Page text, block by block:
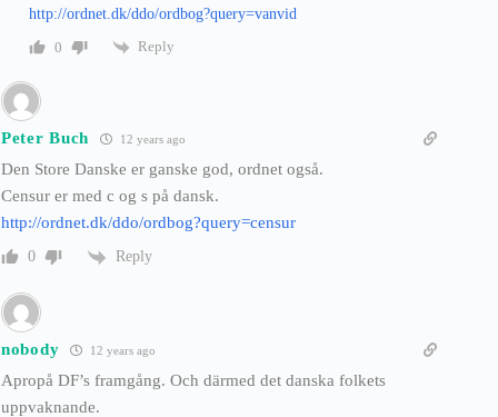
http://ordnet.dk/ddo/ordbog?query=vanvid
0
Reply
Peter Buch 12 years ago
Den Store Danske er ganske god, ordnet også.
Censur er med c og s på dansk.
http://ordnet.dk/ddo/ordbog?query=censur
0 Reply
nobody 12 years ago
Apropå DF’s framgång. Och därmed det danska folkets
uppvaknande.